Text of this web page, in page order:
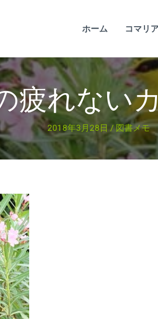
ホーム コマリ
疲れない
2018年3月28日 /図書メモ